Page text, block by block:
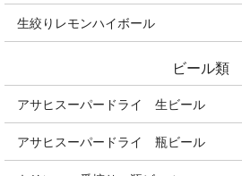
生絞りレモンハイボール
ビール類
アサヒスーパードライ 生ビール
アサヒスーパードライ 瓶ビール